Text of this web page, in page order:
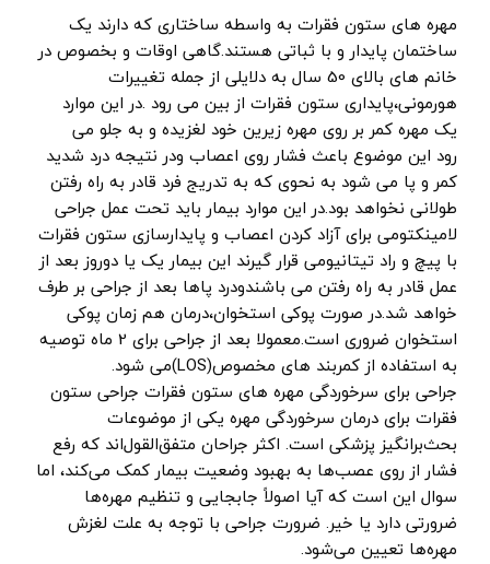
مهره های ستون فقرات به واسطه ساختاری که دارند یک
ساختمان پایدار و با ثباتی هستند.گاهی اوقات و بخصوص در
خانم های بالای 50 سال به دلایلی از جمله تغییرات
هورمونی،پایداری ستون فقرات از بین می رود .در این موارد
یک مهره کمر بر روی مهره زیرین خود لغزیده و به جلو می
رود این موضوع باعث فشار روی اعصاب ودر نتیجه درد شدید
کمر و پا می شود به نحوی که به تدریج فرد قادر به راه رفتن
طولانی نخواهد بود.در این موارد بیمار باید تحت عمل جراحی
لامینکتومی برای آزاد کردن اعصاب و پایدارسازی ستون فقرات
با پیچ و راد تیتانیومی قرار گیرند این بیمار یک یا دوروز بعد از
عمل قادر به راه رفتن می باشندودرد پاها بعد از جراحی بر طرف
خواهد شد.در صورت پوکی استخوان،درمان هم زمان پوکی
استخوان ضروری است.معمولا بعد از جراحی برای 2 ماه توصیه
به استفاده از کمربند های مخصوص(LOS)می شود.
جراحی برای سرخوردگی مهره های ستون فقرات جراحی ستون
فقرات برای درمان سرخوردگی مهره یکی از موضوعات
بحث‌برانگیز پزشکی است. اکثر جراحان متفق‌القول‌اند که رفع
فشار از روی عصب‌ها به بهبود وضعیت بیمار کمک می‌کند، اما
سوال این است که آیا اصولاً جابجایی و تنظیم مهره‌ها
ضرورتی دارد یا خیر. ضرورت جراحی با توجه به علت لغزش
مهره‌ها تعیین می‌شود.